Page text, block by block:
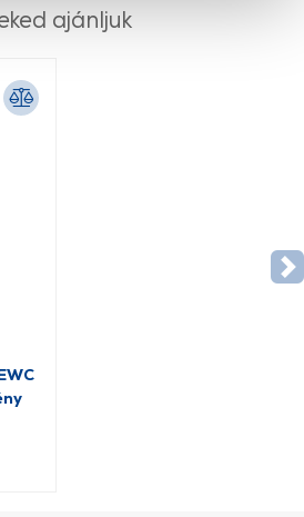
nem alkalmasak,
szükségesek. Az oldal
ÁSZF
ajánljuk